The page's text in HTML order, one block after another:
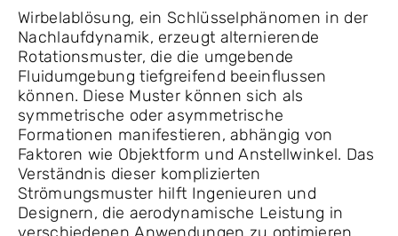
Wirbelablösung, ein Schlüsselphänomen in der
Nachlaufdynamik, erzeugt alternierende
Rotationsmuster, die die umgebende
Fluidumgebung tiefgreifend beeinflussen
können. Diese Muster können sich als
symmetrische oder asymmetrische
Formationen manifestieren, abhängig von
Faktoren wie Objektform und Anstellwinkel. Das
Verständnis dieser komplizierten
Strömungsmuster hilft Ingenieuren und
Designern, die aerodynamische Leistung in